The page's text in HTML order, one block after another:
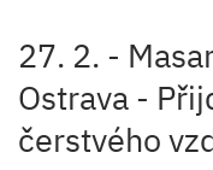
27. 2. -
Ostrava -
čerstvého